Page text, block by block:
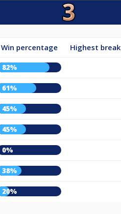
Win percentage Highest break
82%
61%
45%
45%
0%
38%
20%